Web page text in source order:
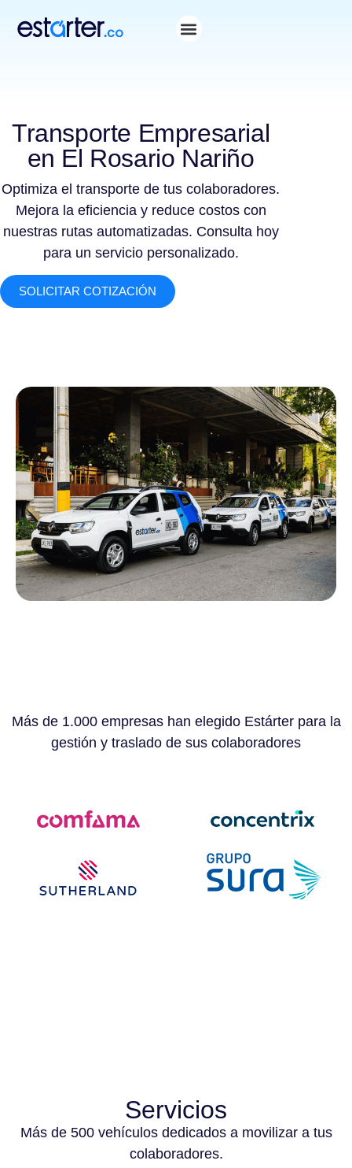
Transporte Empresarial
en El Rosario Nariño
Optimiza el transporte de tus colaboradores.
Mejora la eficiencia y reduce costos con
nuestras rutas automatizadas. Consulta hoy
para un servicio personalizado.
SOLICITAR COTIZACIÓN
Más de 1.000 empresas han elegido Estárter para la
gestión y traslado de sus colaboradores
Servicios
Más de 500 vehículos dedicados a movilizar a tus
colaboradores.